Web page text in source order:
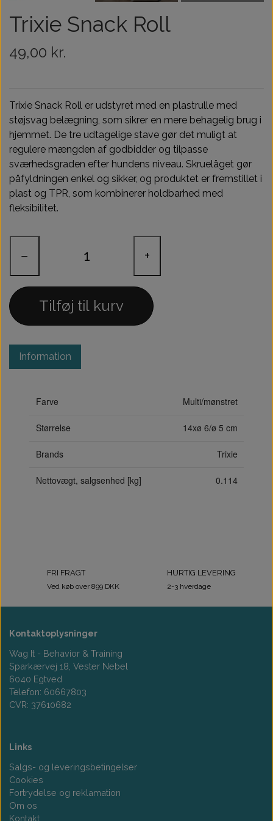
Tilskud
Træningsudstyr & Legetøj
Andet
Trixie Snack Roll
49,00 kr.
Trixie Snack Roll er udstyret med en plastrulle med
støjsvag belægning, som sikrer en mere behagelig brug i
hjemmet. De tre udtagelige stave gør det muligt at
regulere mængden af godbidder og tilpasse
sværhedsgraden efter hundens niveau. Skruelåget gør
påfyldningen enkel og sikker, og produktet er fremstillet i
plast og TPR, som kombinerer holdbarhed med
fleksibilitet.
− +
Tilføj til kurv
Information
Farve Multi/mønstret
Størrelse 14xø 6/ø 5 cm
Brands Trixie
Nettovægt, salgsenhed [kg] 0.114
FRI FRAGT
Ved køb over 899 DKK
HURTIG LEVERING
2-3 hverdage
Kontaktoplysninger
Wag It - Behavior & Training
Sparkærvej 18, Vester Nebel
6040 Egtved
Telefon: 60667803
CVR: 37610682
Links
Salgs- og leveringsbetingelser
Cookies
Fortrydelse og reklamation
Om os
Kontakt